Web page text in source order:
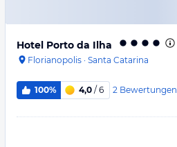
Hotel Porto da Ilha
Florianopolis · Santa Catarina
100% 4,0 / 6 2 Bewertungen